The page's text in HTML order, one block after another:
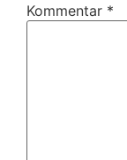
Kommentar *